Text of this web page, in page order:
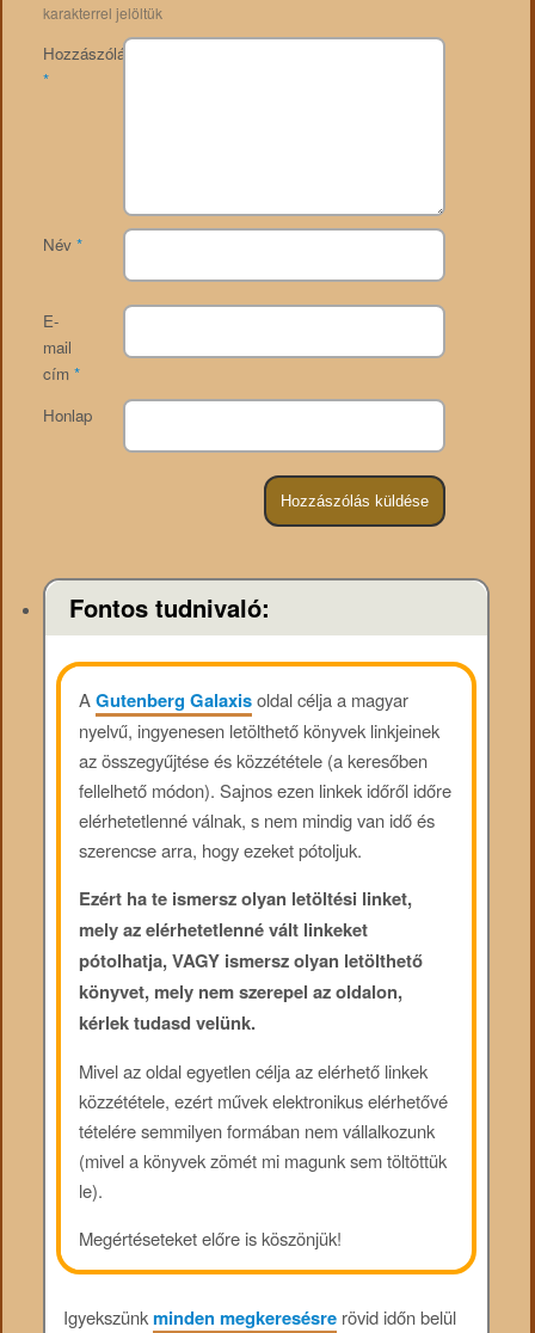
karakterrel jelöltük
Hozzászólás
*
Név *
E-
mail
cím *
Honlap
Fontos tudnivaló:
AGutenberg Galaxisoldal célja a magyar
nyelvű, ingyenesen letölthető könyvek linkjeinek
az összegyűjtése és közzététele (a keresőben
fellelhető módon). Sajnos ezen linkek időről időre
elérhetetlenné válnak, s nem mindig van idő és
szerencse arra, hogy ezeket pótoljuk.
Ezért ha te ismersz olyan letöltési linket,
mely az elérhetetlenné vált linkeket
pótolhatja, VAGY ismersz olyan letölthető
könyvet, mely nem szerepel az oldalon,
kérlek tudasd velünk.
Mivel az oldal egyetlen célja az elérhető linkek
közzététele, ezért művek elektronikus elérhetővé
tételére semmilyen formában nem vállalkozunk
(mivel a könyvek zömét mi magunk sem töltöttük
le).
Megértéseteket előre is köszönjük!
Igyekszünkminden megkeresésrerövid időn belül